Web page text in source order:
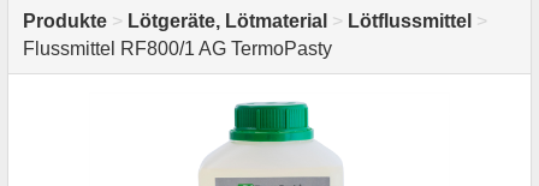
Produkte > Lötgeräte, Lötmaterial > Lötflussmittel >
Flussmittel RF800/1 AG TermoPasty